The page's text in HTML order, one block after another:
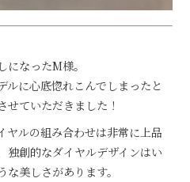
なったM様。
ルに心底惚れこんでしまったと
せていただきました！
ヤルの組み合わせは非常に上品
独創的なダイヤルデザインはい
美しさがあります。